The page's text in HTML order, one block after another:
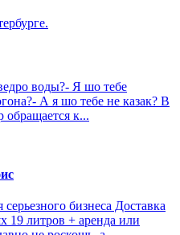
воды?- Я шо тебе
А я шо тебе не казак? В
обращается к...
бизнеса Доставка
19 литров + аренда или